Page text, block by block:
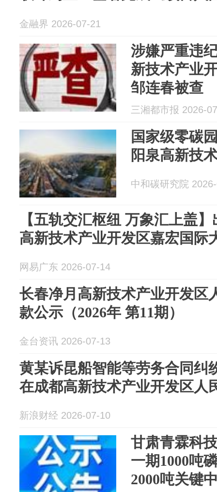
金融界 2026-07-21
涉嫌严重违
新技术产业
邹连春被查
三湘都市报 2026-
国家级零
阳泉高新技
中和碳研究院
【五轨交汇枢纽 万象汇上盖
高新技术产业开发区嘉宏国际
网易广东 2026-07-14
长春净月高新技术产业开发区
款公示（2026年 第11期）
金台资讯 2026-07-13
黄某诉昆船智能等劳务合同纠
在成都高新技术产业开发区人
新浪财经 2026-07-10
甘肃青霖科
一期1000吨
2000吨关键